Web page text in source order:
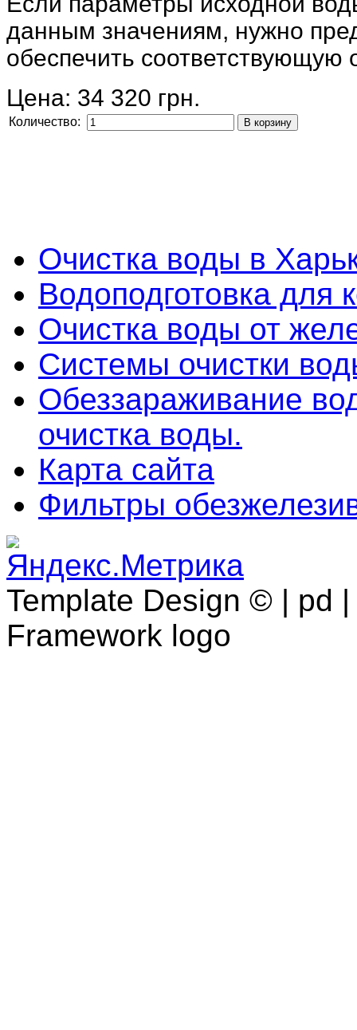
данным значениям, нужно
обеспечить соответствующую
Цена: 34 320 грн.
Количество:
Очистка воды в
Водоподготовка для
Очистка воды от
Системы очистки
Обеззараживание
очистка воды.
Карта сайта
Фильтры
Template Design © | pd
Framework logo